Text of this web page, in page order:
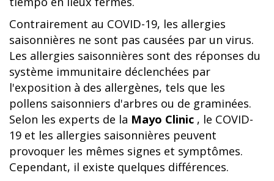
Contrairement au COVID-19, les allergies
saisonnières ne sont pas causées par un virus.
Les allergies saisonnières sont des réponses du
système immunitaire déclenchées par
l'exposition à des allergènes, tels que les
pollens saisonniers d'arbres ou de graminées.
Selon les experts de la Mayo Clinic , le COVID-
19 et les allergies saisonnières peuvent
provoquer les mêmes signes et symptômes.
Cependant, il existe quelques différences.